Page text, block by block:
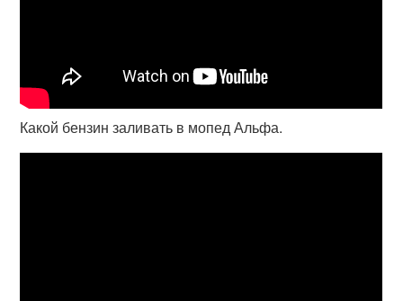
Какой бензин заливать в мопед Альфа.